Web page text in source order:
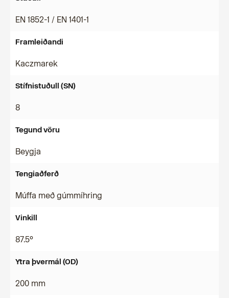
EN 1852-1 / EN 1401-1
Framleiðandi
Kaczmarek
Stífnistuðull (SN)
8
Tegund vöru
Beygja
Tengiaðferð
Múffa með gúmmíhring
Vinkill
87.5°
Ytra þvermál (OD)
200 mm